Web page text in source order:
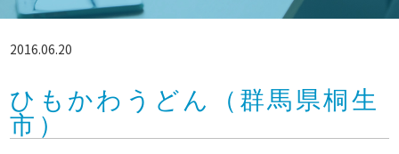
2016.06.20
ひもかわうどん（群馬県桐生
市）